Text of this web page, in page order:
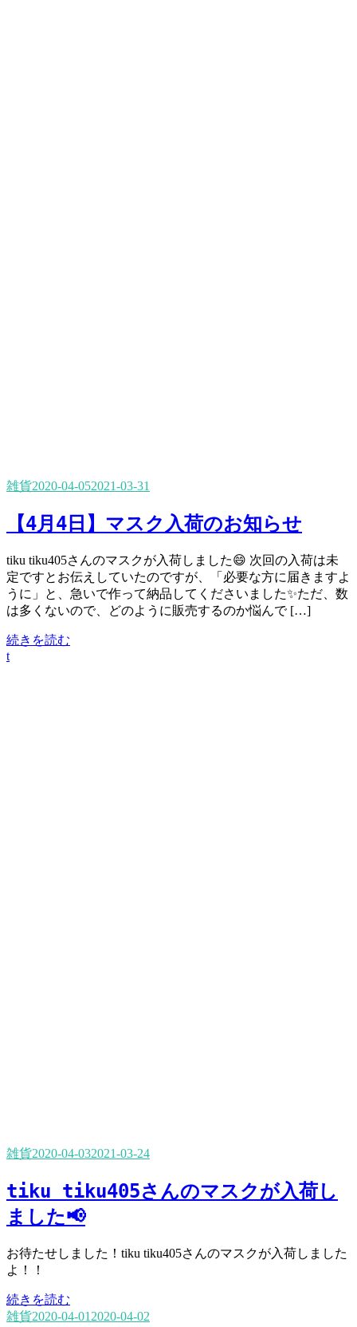
雑貨2020-04-052021-03-31
【4月4日】マスク入荷のお知らせ
tiku tiku405さんのマスクが入荷しました😄 次回の入荷は未
定ですとお伝えしていたのですが、「必要な方に届きますよ
うに」と、急いで作って納品してくださいました✨ただ、数
は多くないので、どのように販売するのか悩んで […]
続きを読む
t
雑貨2020-04-032021-03-24
tiku tiku405さんのマスクが入荷し
ました📢
お待たせしました！tiku tiku405さんのマスクが入荷しました
よ！！
続きを読む
雑貨2020-04-01 2020-04-02